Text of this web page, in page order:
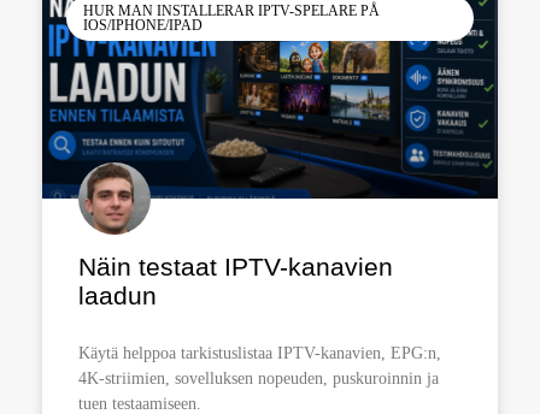
HUR MAN INSTALLERAR IPTV-SPELARE PÅ
IOS/IPHONE/IPAD
Näin testaat IPTV-kanavien
laadun
Käytä helppoa tarkistuslistaa IPTV-kanavien, EPG:n,
4K-striimien, sovelluksen nopeuden, puskuroinnin ja
tuen testaamiseen.